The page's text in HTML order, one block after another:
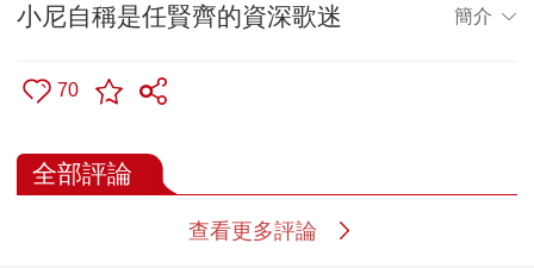
小尼自稱是任賢齊的資深歌迷 簡介
70
全部評論
查看更多評論